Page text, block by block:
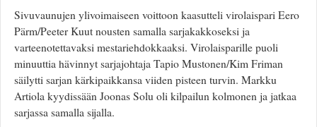
Rovaniemen sää
MUUT
VIP-jäsenyys
Paidat ja vaatteet
Suunnittele oma paita
Mainostus
Palaute
Sivuvaunujen ylivoimaiseen voittoon kaasutteli virolaispari Eero
Pärm/Peeter Kuut nousten samalla sarjakakkoseksi ja
varteenotettavaksi mestariehdokkaaksi. Virolaisparille puoli
minuuttia hävinnyt sarjajohtaja Tapio Mustonen/Kim Friman
säilytti sarjan kärkipaikkansa viiden pisteen turvin. Markku
Artiola kyydissään Joonas Solu oli kilpailun kolmonen ja jatkaa
sarjassa samalla sijalla.